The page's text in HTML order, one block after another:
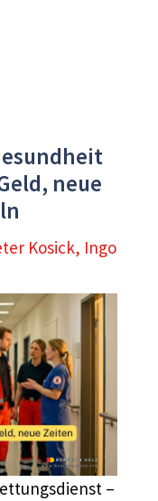
neue
Kosick, Ingo
–